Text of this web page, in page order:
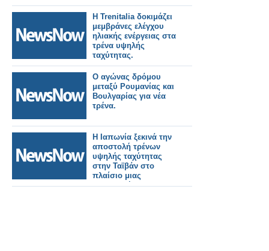
Η Trenitalia δοκιμάζει
μεμβράνες ελέγχου
ηλιακής ενέργειας στα
τρένα υψηλής
ταχύτητας.
Ο αγώνας δρόμου
μεταξύ Ρουμανίας και
Βουλγαρίας για νέα
τρένα.
Η Ιαπωνία ξεκινά την
αποστολή τρένων
υψηλής ταχύτητας
στην Ταϊβάν στο
πλαίσιο μιας
σημαντικής